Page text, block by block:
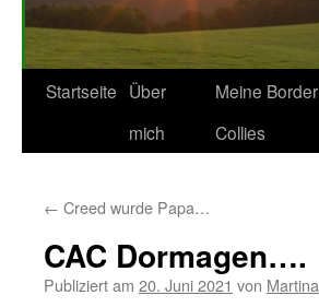
Zum
Startseite Über
mich
Meine Border
Collies
← Creed wurde Papa…
CAC Dormagen….
Publiziert am 20. Juni 2021 von Martina